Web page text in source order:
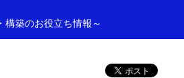
構築のお役立ち情報～